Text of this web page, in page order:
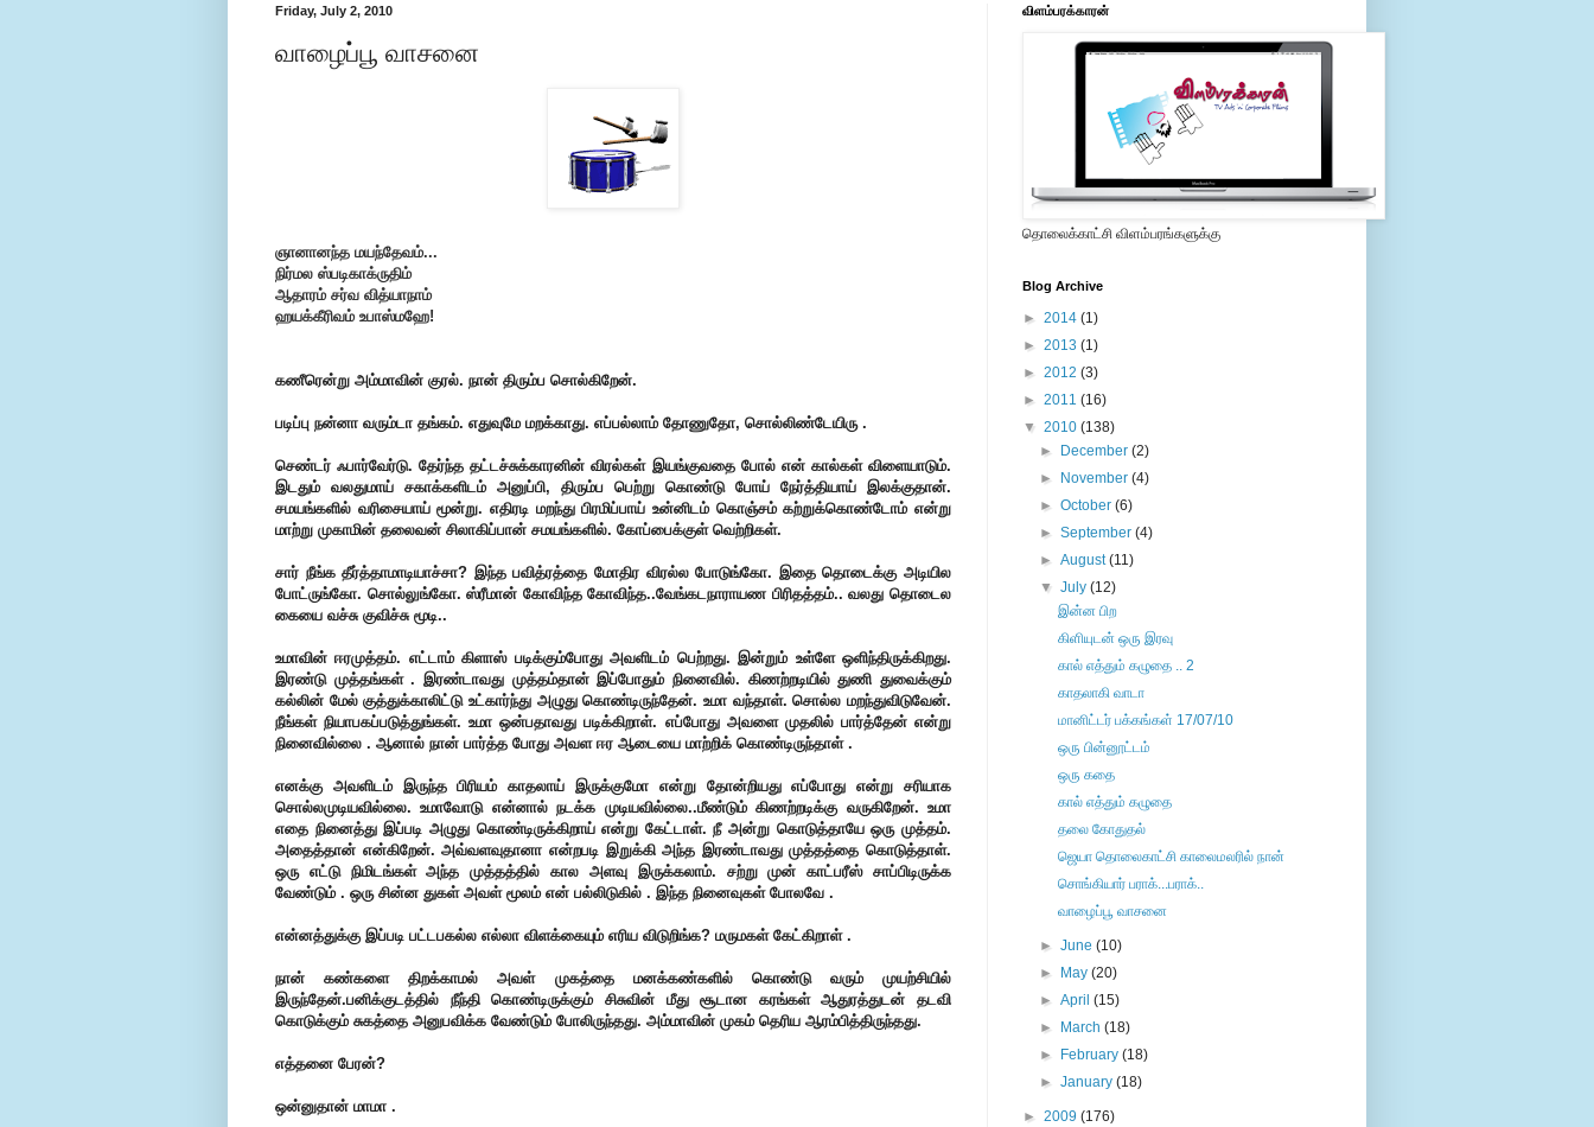
Friday, July 2, 2010
வாழைப்பூ வாசனை
ஞானானந்த மயந்தேவம்...
நிர்மல ஸ்படிகாக்ருதிம்
ஆதாரம் சர்வ வித்யாநாம்
ஹயக்கீரிவம் உபாஸ்மஹே!
கணீரென்று அம்மாவின் குரல். நான் திரும்ப சொல்கிறேன்.
படிப்பு நன்னா வரும்டா தங்கம். எதுவுமே மறக்காது. எப்பல்லாம் தோணுதோ, சொல்லிண்டேயிரு .
செண்டர் ஃபார்வேர்டு. தேர்ந்த தட்டச்சுக்காரனின் விரல்கள் இயங்குவதை போல் என் கால்கள் விளையாடும்.
இடதும் வலதுமாய் சகாக்களிடம் அனுப்பி, திரும்ப பெற்று கொண்டு போய் நேர்த்தியாய் இலக்குதான்.
சமயங்களில் வரிசையாய் மூன்று. எதிரடி மறந்து பிரமிப்பாய் உன்னிடம் கொஞ்சம் கற்றுக்கொண்டோம் என்று
மாற்று முகாமின் தலைவன் சிலாகிப்பான் சமயங்களில். கோப்பைக்குள் வெற்றிகள்.
சார் நீங்க தீர்த்தாமாடியாச்சா? இந்த பவித்ரத்தை மோதிர விரல்ல போடுங்கோ. இதை தொடைக்கு அடியில
போட்ருங்கோ. சொல்லுங்கோ. ஸ்ரீமான் கோவிந்த கோவிந்த..வேங்கடநாராயண பிரிதத்தம்.. வலது தொடைல
கையை வச்சு குவிச்சு மூடி..
உமாவின் ஈரமுத்தம். எட்டாம் கிளாஸ் படிக்கும்போது அவளிடம் பெற்றது. இன்றும் உள்ளே ஒளிந்திருக்கிறது.
இரண்டு முத்தங்கள் . இரண்டாவது முத்தம்தான் இப்போதும் நினைவில். கிணற்றடியில் துணி துவைக்கும்
கல்லின் மேல் குத்துக்காலிட்டு உட்கார்ந்து அழுது கொண்டிருந்தேன். உமா வந்தாள். சொல்ல மறந்துவிடுவேன்.
நீங்கள் நியாபகப்படுத்துங்கள். உமா ஒன்பதாவது படிக்கிறாள். எப்போது அவளை முதலில் பார்த்தேன் என்று
நினைவில்லை . ஆனால் நான் பார்த்த போது அவள ஈர ஆடையை மாற்றிக் கொண்டிருந்தாள் .
எனக்கு அவளிடம் இருந்த பிரியம் காதலாய் இருக்குமோ என்று தோன்றியது எப்போது என்று சரியாக
சொல்லமுடியவில்லை. உமாவோடு என்னால் நடக்க முடியவில்லை..மீண்டும் கிணற்றடிக்கு வருகிறேன். உமா
எதை நினைத்து இப்படி அழுது கொண்டிருக்கிறாய் என்று கேட்டாள். நீ அன்று கொடுத்தாயே ஒரு முத்தம்.
அதைத்தான் என்கிறேன். அவ்வளவுதானா என்றபடி இறுக்கி அந்த இரண்டாவது முத்தத்தை கொடுத்தாள்.
ஒரு எட்டு நிமிடங்கள் அந்த முத்தத்தில் கால அளவு இருக்கலாம். சற்று முன் காட்பரீஸ் சாப்பிடிருக்க
வேண்டும் . ஒரு சின்ன துகள் அவள் மூலம் என் பல்லிடுகில் . இந்த நினைவுகள் போலவே .
என்னத்துக்கு இப்படி பட்டபகல்ல எல்லா விளக்கையும் எரிய விடுறிங்க? மருமகள் கேட்கிறாள் .
நான் கண்களை திறக்காமல் அவள் முகத்தை மனக்கண்களில் கொண்டு வரும் முயற்சியில்
இருந்தேன்.பனிக்குடத்தில் நீந்தி கொண்டிருக்கும் சிசுவின் மீது சூடான கரங்கள் ஆதுரத்துடன் தடவி
கொடுக்கும் சுகத்தை அனுபவிக்க வேண்டும் போலிருந்தது. அம்மாவின் முகம் தெரிய ஆரம்பித்திருந்தது.
எத்தனை பேரன்?
ஒன்னுதான் மாமா .
விளம்பரக்காரன்
தொலைக்காட்சி விளம்பரங்களுக்கு
Blog Archive
► 2014 (1)
► 2013 (1)
► 2012 (3)
► 2011 (16)
▼ 2010 (138)
►
December(2)
►
November(4)
►October(6)
►September(4)
►August(11)
▼July(12)
இன்ன பிற
கிளியுடன் ஒரு இரவு
கால் எத்தும் கழுதை .. 2
காதலாகி வாடா
மானிட்டர் பக்கங்கள் 17/07/10
ஒரு பின்னூட்டம்
ஒரு கதை
கால் எத்தும் கழுதை
தலை கோதுதல்
ஜெயா தொலைகாட்சி காலைமலரில் நான்
சொங்கியார் பராக்...பராக்..
வாழைப்பூ வாசனை
►June(10)
►
May(20)
►April(15)
►
March(18)
►
February(18)
►January(18)
► 2009 (176)